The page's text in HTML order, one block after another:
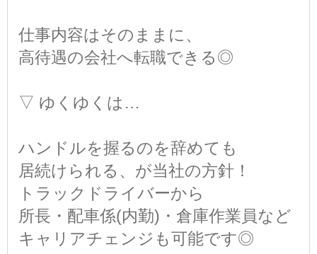
仕事内容はそのままに、
高待遇の会社へ転職できる◎
▽ ゆくゆくは…
ハンドルを握るのを辞めても
居続けられる、が当社の方針！
トラックドライバーから
所長・配車係(内勤)・倉庫作業員など
キャリアチェンジも可能です◎